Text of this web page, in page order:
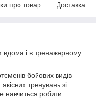
про товар Доставка
вдома і в тренажерному
бойових видів
тренувань зі
навчиться робити